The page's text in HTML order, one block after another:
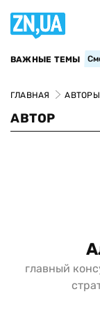
ВАЖНЫЕ ТЕМЫ
ГЛАВНАЯ АВТОРЫ
АВТОР
главный